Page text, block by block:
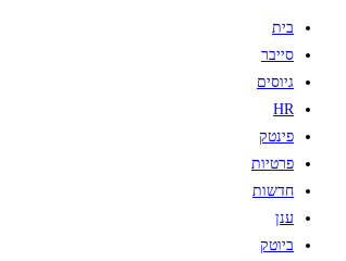
בית
סייבר
גיוסים
HR
פינטק
פרטיות
חדשות
ענן
ביוטק